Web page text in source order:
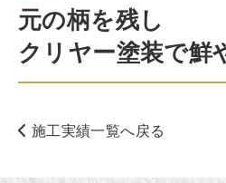
元の柄を残し
クリヤー塗装で鮮
施工実績一覧へ戻る